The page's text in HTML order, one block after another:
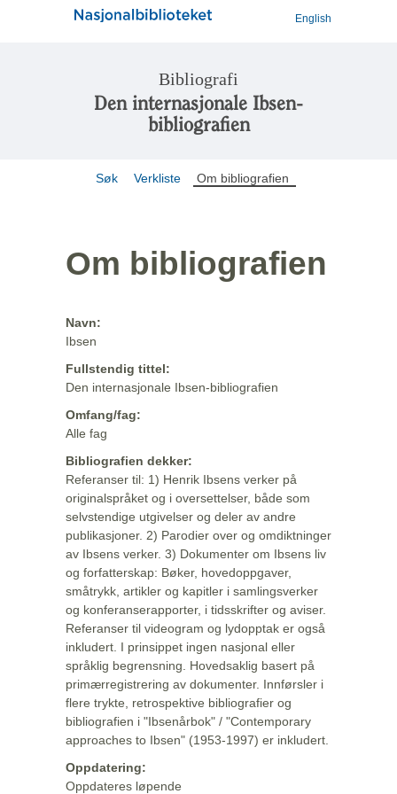
English
Bibliografi
Den internasjonale Ibsen-
bibliografien
Søk Verkliste Om bibliografien
Om bibliografien
Navn:
Ibsen
Fullstendig tittel:
Den internasjonale Ibsen-bibliografien
Omfang/fag:
Alle fag
Bibliografien dekker:
Referanser til: 1) Henrik Ibsens verker på
originalspråket og i oversettelser, både som
selvstendige utgivelser og deler av andre
publikasjoner. 2) Parodier over og omdiktninger
av Ibsens verker. 3) Dokumenter om Ibsens liv
og forfatterskap: Bøker, hovedoppgaver,
småtrykk, artikler og kapitler i samlingsverker
og konferanserapporter, i tidsskrifter og aviser.
Referanser til videogram og lydopptak er også
inkludert. I prinsippet ingen nasjonal eller
språklig begrensning. Hovedsaklig basert på
primærregistrering av dokumenter. Innførsler i
flere trykte, retrospektive bibliografier og
bibliografien i "Ibsenårbok" / "Contemporary
approaches to Ibsen" (1953-1997) er inkludert.
Oppdatering:
Oppdateres løpende